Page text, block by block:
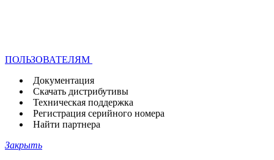
ПОЛЬЗОВАТЕЛЯМ
Документация
Скачать дистрибутивы
Техническая поддержка
Регистрация серийного номера
Найти партнера
Закрыть